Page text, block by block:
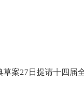
案27日提请十四届